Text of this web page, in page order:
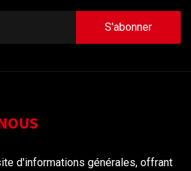
S'abonner
d'informations générales, offrant